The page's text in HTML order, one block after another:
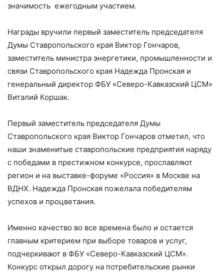
значимость ежегодным участием.
Награды вручили первый заместитель председателя
Думы Ставропольского края Виктор Гончаров,
заместитель министра энергетики, промышленности и
связи Ставропольского края Надежда Пронская и
генеральный директор ФБУ «Северо-Кавказский ЦСМ»
Виталий Коршак.
Первый заместитель председателя Думы
Ставропольского края Виктор Гончаров отметил, что
наши знаменитые ставропольские предприятия наряду
с победами в престижном конкурсе, прославляют
регион и на выставке-форуме «Россия» в Москве на
ВДНХ. Надежда Пронская пожелала победителям
успехов и процветания.
Именно качество во все времена было и остается
главным критерием при выборе товаров и услуг,
подчеркивают в ФБУ «Северо-Кавказский ЦСМ».
Конкурс открыл дорогу на потребительские рынки